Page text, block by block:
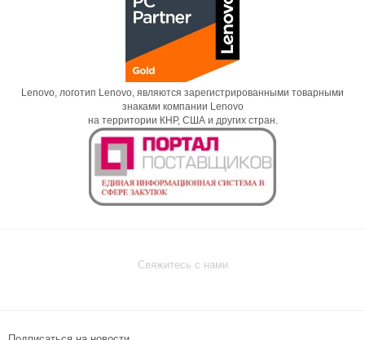
Lenovo, логотип Lenovo, являются зарегистрированными товарными
знаками компании Lenovo
на территории КНР, США и других стран.
Свяжитесь с нами